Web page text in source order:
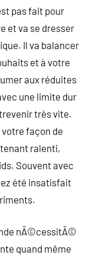
pas fait pour
et va se dresser
Il va balancer
et à votre
aux réduites
une limite dur
très vite.
votre façon de
ralenti,
Souvent avec
été insatisfait
nÃ©cessitÃ©
quand même